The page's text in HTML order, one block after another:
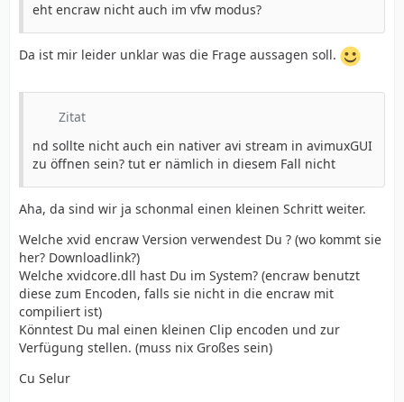
eht encraw nicht auch im vfw modus?
Da ist mir leider unklar was die Frage aussagen soll.
Zitat
nd sollte nicht auch ein nativer avi stream in avimuxGUI
zu öffnen sein? tut er nämlich in diesem Fall nicht
Aha, da sind wir ja schonmal einen kleinen Schritt weiter.
Welche xvid encraw Version verwendest Du ? (wo kommt sie
her? Downloadlink?)
Welche xvidcore.dll hast Du im System? (encraw benutzt
diese zum Encoden, falls sie nicht in die encraw mit
compiliert ist)
Könntest Du mal einen kleinen Clip encoden und zur
Verfügung stellen. (muss nix Großes sein)
Cu Selur